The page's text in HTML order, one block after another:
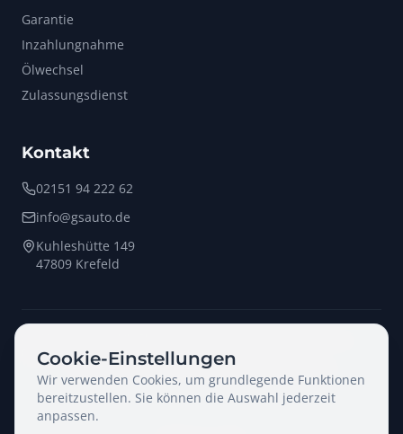
Cookie-Einstellungen
Wir verwenden Cookies, um grundlegende Funktionen
bereitzustellen. Sie können die Auswahl jederzeit
anpassen.
Garantie
Inzahlungnahme
Ölwechsel
Zulassungsdienst
Kontakt
02151 94 222 62
info@gsauto.de
Kuhleshütte 149
47809 Krefeld
Besucher gerade online
CookiesImpressumDatenschutz Haftungsausschluss